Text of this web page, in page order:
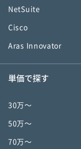
NetSuite
Cisco
Aras Innovator
単価で探す
30万〜
50万〜
70万〜